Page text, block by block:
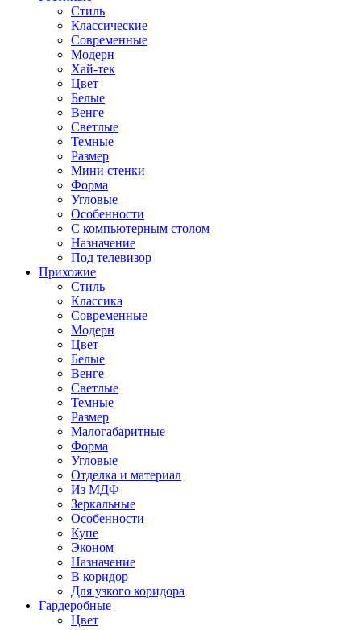
Стиль
Классические
Современные
Модерн
Хай-тек
Цвет
Белые
Венге
Светлые
Темные
Размер
Мини стенки
Форма
Угловые
Особенности
С компьютерным столом
Назначение
Под телевизор
Прихожие
Стиль
Классика
Современные
Модерн
Цвет
Белые
Венге
Светлые
Темные
Размер
Малогабаритные
Форма
Угловые
Отделка и материал
Из МДФ
Зеркальные
Особенности
Купе
Эконом
Назначение
В коридор
Для узкого коридора
Гардеробные
Цвет